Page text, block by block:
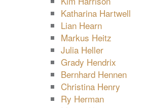
Katharina Hartwell
Lian Hearn
Markus Heitz
Julia Heller
Grady Hendrix
Bernhard Hennen
Christina Henry
Ry Herman